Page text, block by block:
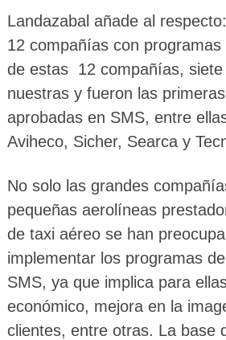
Landazabal añade al
12 compañías con programas
de estas 12 compañías,
nuestras y fueron las
aprobadas en SMS, entre
Aviheco, Sicher, Searca y
No solo las grandes
pequeñas aerolíneas
de taxi aéreo se han
implementar los programas
SMS, ya que implica para
económico, mejora en la
clientes, entre otras. La base